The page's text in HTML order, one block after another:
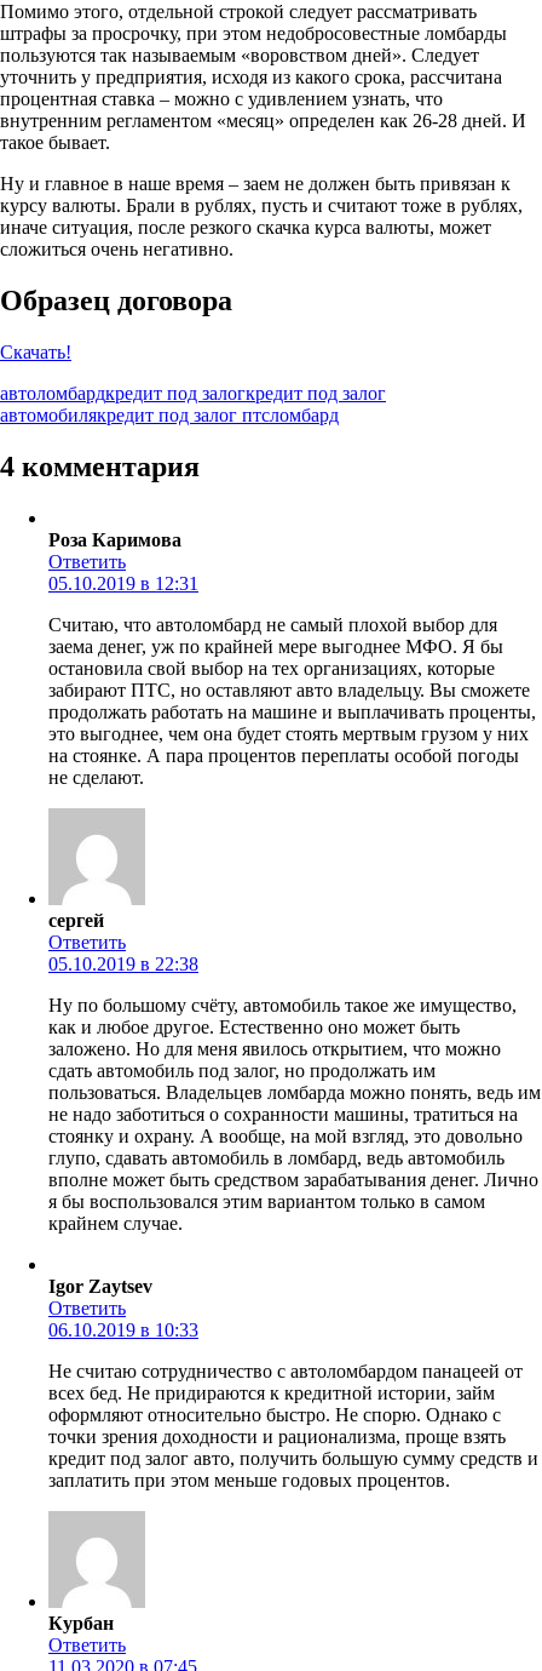
Помимо этого, отдельной строкой следует рассматривать
штрафы за просрочку, при этом недобросовестные ломбарды
пользуются так называемым «воровством дней». Следует
уточнить у предприятия, исходя из какого срока, рассчитана
процентная ставка – можно с удивлением узнать, что
внутренним регламентом «месяц» определен как 26-28 дней. И
такое бывает.
Ну и главное в наше время – заем не должен быть привязан к
курсу валюты. Брали в рублях, пусть и считают тоже в рублях,
иначе ситуация, после резкого скачка курса валюты, может
сложиться очень негативно.
Образец договора
Скачать!
автоломбардкредит под залогкредит под залог
автомобилякредит под залог птсломбард
4 комментария
Роза Каримова
Ответить
05.10.2019 в 12:31
Считаю, что автоломбард не самый плохой выбор для
заема денег, уж по крайней мере выгоднее МФО. Я бы
остановила свой выбор на тех организациях, которые
забирают ПТС, но оставляют авто владельцу. Вы сможете
продолжать работать на машине и выплачивать проценты,
это выгоднее, чем она будет стоять мертвым грузом у них
на стоянке. А пара процентов переплаты особой погоды
не сделают.
сергей
Ответить
05.10.2019 в 22:38
Ну по большому счёту, автомобиль такое же имущество,
как и любое другое. Естественно оно может быть
заложено. Но для меня явилось открытием, что можно
сдать автомобиль под залог, но продолжать им
пользоваться. Владельцев ломбарда можно понять, ведь им
не надо заботиться о сохранности машины, тратиться на
стоянку и охрану. А вообще, на мой взгляд, это довольно
глупо, сдавать автомобиль в ломбард, ведь автомобиль
вполне может быть средством зарабатывания денег. Лично
я бы воспользовался этим вариантом только в самом
крайнем случае.
Igor Zaytsev
Ответить
06.10.2019 в 10:33
Не считаю сотрудничество с автоломбардом панацеей от
всех бед. Не придираются к кредитной истории, займ
оформляют относительно быстро. Не спорю. Однако с
точки зрения доходности и рационализма, проще взять
кредит под залог авто, получить большую сумму средств и
заплатить при этом меньше годовых процентов.
Курбан
Ответить
11.03.2020 в 07:45